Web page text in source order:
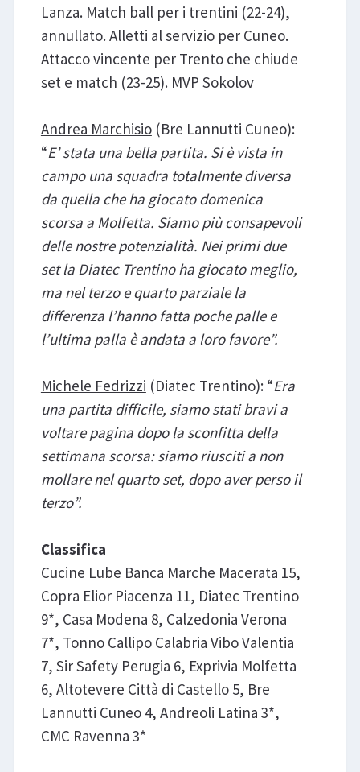
Lanza. Match ball per i trentini (22-24),
annullato. Alletti al servizio per Cuneo.
Attacco vincente per Trento che chiude
set e match (23-25). MVP Sokolov
Andrea Marchisio(Bre Lannutti Cuneo):
“E’ stata una bella partita. Si è vista in
campo una squadra totalmente diversa
da quella che ha giocato domenica
scorsa a Molfetta. Siamo più consapevoli
delle nostre potenzialità. Nei primi due
set la Diatec Trentino ha giocato meglio,
ma nel terzo e quarto parziale la
differenza l’hanno fatta poche palle e
l’ultima palla è andata a loro favore”.
Michele Fedrizzi (Diatec Trentino): “Era
una partita difficile, siamo stati bravi a
voltare pagina dopo la sconfitta della
settimana scorsa: siamo riusciti a non
mollare nel quarto set, dopo aver perso il
terzo”.
Classifica
Cucine Lube Banca Marche Macerata 15,
Copra Elior Piacenza 11, Diatec Trentino
9*, Casa Modena 8, Calzedonia Verona
7*, Tonno Callipo Calabria Vibo Valentia
7, Sir Safety Perugia 6, Exprivia Molfetta
6, Altotevere Città di Castello 5, Bre
Lannutti Cuneo 4, Andreoli Latina 3*,
CMC Ravenna 3*